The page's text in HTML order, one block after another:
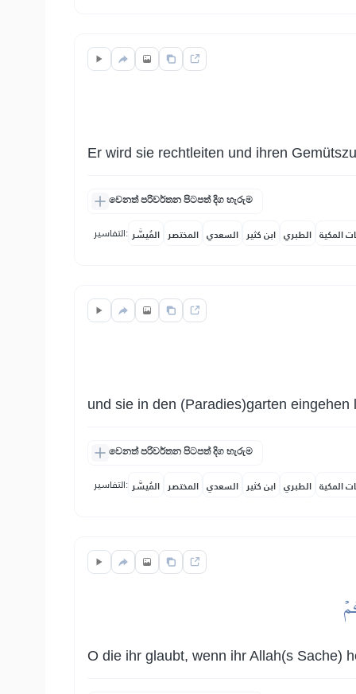
Er wird sie rechtleiten und ihren
වෙනත් පරිවර්තන පිටපත් දිග හැරුම
التفاسير: المُيسَّر المختصر السعدي ابن كثير الطبري المكية
und sie in den (Paradies)garten
වෙනත් පරිවර්තන පිටපත් දිග හැරුම
التفاسير: المُيسَّر المختصر السعدي ابن كثير الطبري المكية
O die ihr glaubt, wenn ihr Allah(s Sache)